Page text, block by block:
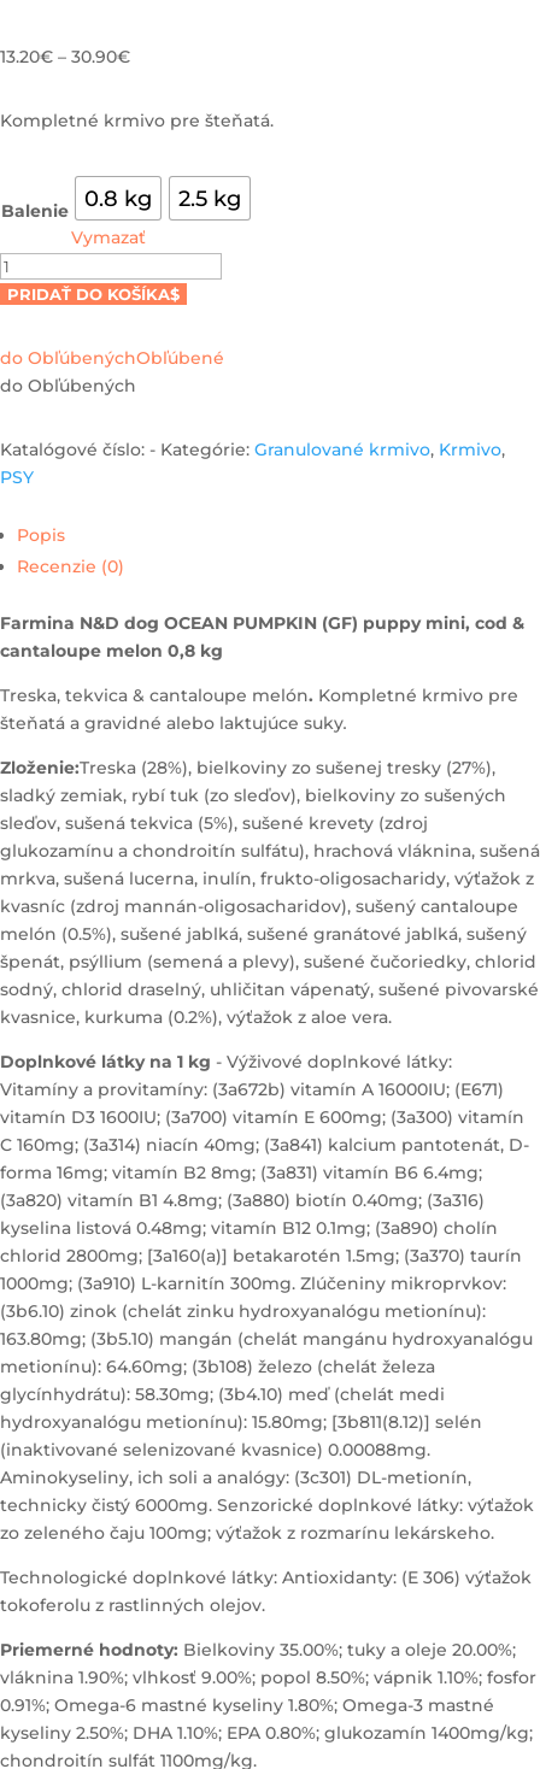
13.20€ – 30.90€
Kompletné krmivo pre šteňatá.
Balenie 0.8 kg 2.5 kg
Vymazať
množstvo
Farmina
dog
OCEAN
puppy
mini,
&
cantaloupe
PRIDAŤ DO KOŠÍKA
do ObľúbenýchObľúbené
do Obľúbených
Katalógové číslo: - Kategórie: Granulované krmivo, Krmivo,
PSY
Popis
Recenzie (0)
Farmina N&D dog OCEAN PUMPKIN (GF) puppy mini, cod &
cantaloupe melon 0,8 kg
Treska, tekvica & cantaloupe melón. Kompletné krmivo pre
šteňatá a gravidné alebo laktujúce suky.
Zloženie:Treska (28%), bielkoviny zo sušenej tresky (27%),
sladký zemiak, rybí tuk (zo sleďov), bielkoviny zo sušených
sleďov, sušená tekvica (5%), sušené krevety (zdroj
glukozamínu a chondroitín sulfátu), hrachová vláknina, sušená
mrkva, sušená lucerna, inulín, frukto-oligosacharidy, výťažok z
kvasníc (zdroj mannán-oligosacharidov), sušený cantaloupe
melón (0.5%), sušené jablká, sušené granátové jablká, sušený
špenát, psýllium (semená a plevy), sušené čučoriedky, chlorid
sodný, chlorid draselný, uhličitan vápenatý, sušené pivovarské
kvasnice, kurkuma (0.2%), výťažok z aloe vera.
Doplnkové látky na 1 kg - Výživové doplnkové látky:
Vitamíny a provitamíny: (3a672b) vitamín A 16000IU; (E671)
vitamín D3 1600IU; (3a700) vitamín E 600mg; (3a300) vitamín
C 160mg; (3a314) niacín 40mg; (3a841) kalcium pantotenát, D-
forma 16mg; vitamín B2 8mg; (3a831) vitamín B6 6.4mg;
(3a820) vitamín B1 4.8mg; (3a880) biotín 0.40mg; (3a316)
kyselina listová 0.48mg; vitamín B12 0.1mg; (3a890) cholín
chlorid 2800mg; [3a160(a)] betakarotén 1.5mg; (3a370) taurín
1000mg; (3a910) L-karnitín 300mg. Zlúčeniny mikroprvkov:
(3b6.10) zinok (chelát zinku hydroxyanalógu metionínu):
163.80mg; (3b5.10) mangán (chelát mangánu hydroxyanalógu
metionínu): 64.60mg; (3b108) železo (chelát železa
glycínhydrátu): 58.30mg; (3b4.10) meď (chelát medi
hydroxyanalógu metionínu): 15.80mg; [3b811(8.12)] selén
(inaktivované selenizované kvasnice) 0.00088mg.
Aminokyseliny, ich soli a analógy: (3c301) DL-metionín,
technicky čistý 6000mg. Senzorické doplnkové látky: výťažok
zo zeleného čaju 100mg; výťažok z rozmarínu lekárskeho.
Technologické doplnkové látky: Antioxidanty: (E 306) výťažok
tokoferolu z rastlinných olejov.
Priemerné hodnoty: Bielkoviny 35.00%; tuky a oleje 20.00%;
vláknina 1.90%; vlhkosť 9.00%; popol 8.50%; vápnik 1.10%; fosfor
0.91%; Omega-6 mastné kyseliny 1.80%; Omega-3 mastné
kyseliny 2.50%; DHA 1.10%; EPA 0.80%; glukozamín 1400mg/kg;
chondroitín sulfát 1100mg/kg.